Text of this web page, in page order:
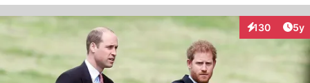
130
Interaktionen
5y